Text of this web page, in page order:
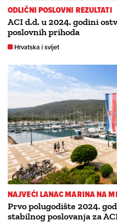
ODLIČNI POSLOVNI REZULTATI
ACI d.d. u 2024. godini
poslovnih prihoda
Hrvatska i svijet
NAJVEĆI LANAC MARINA NA
Prvo polugodište 2024.
stabilnog poslovanja za